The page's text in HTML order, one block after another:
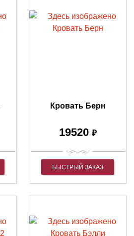
Кровать Берн
19520 ₽
БЫСТРЫЙ ЗАКАЗ